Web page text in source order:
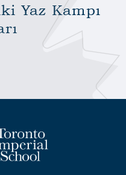
Yaz Kampı